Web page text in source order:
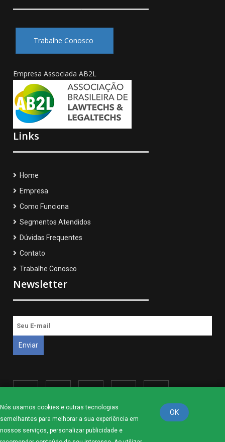
Trabalhe Conosco
Empresa Associada AB2L
Links
Home
Empresa
Como Funciona
Segmentos Atendidos
Dúvidas Frequentes
Contato
Trabalhe Conosco
Newsletter
Nós usamos cookies e outras tecnologias
semelhantes para melhorar a sua experiência em
nossos serviços, personalizar publicidade e
OK